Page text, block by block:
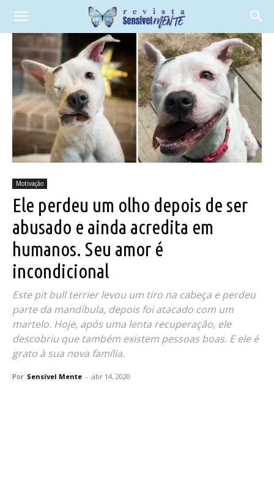
Motivação
Ele perdeu um olho depois de ser
abusado e ainda acredita em
humanos. Seu amor é
incondicional
Este pit bull terrier levou um tiro na cabeça e perdeu
parte da mandíbula, depois foi atacado com um
martelo. Hoje, após uma lenta recuperação, ele
descobriu que também existem pessoas boas. E ele é
grato à sua nova família.
Por Sensível Mente - abr 14, 2020